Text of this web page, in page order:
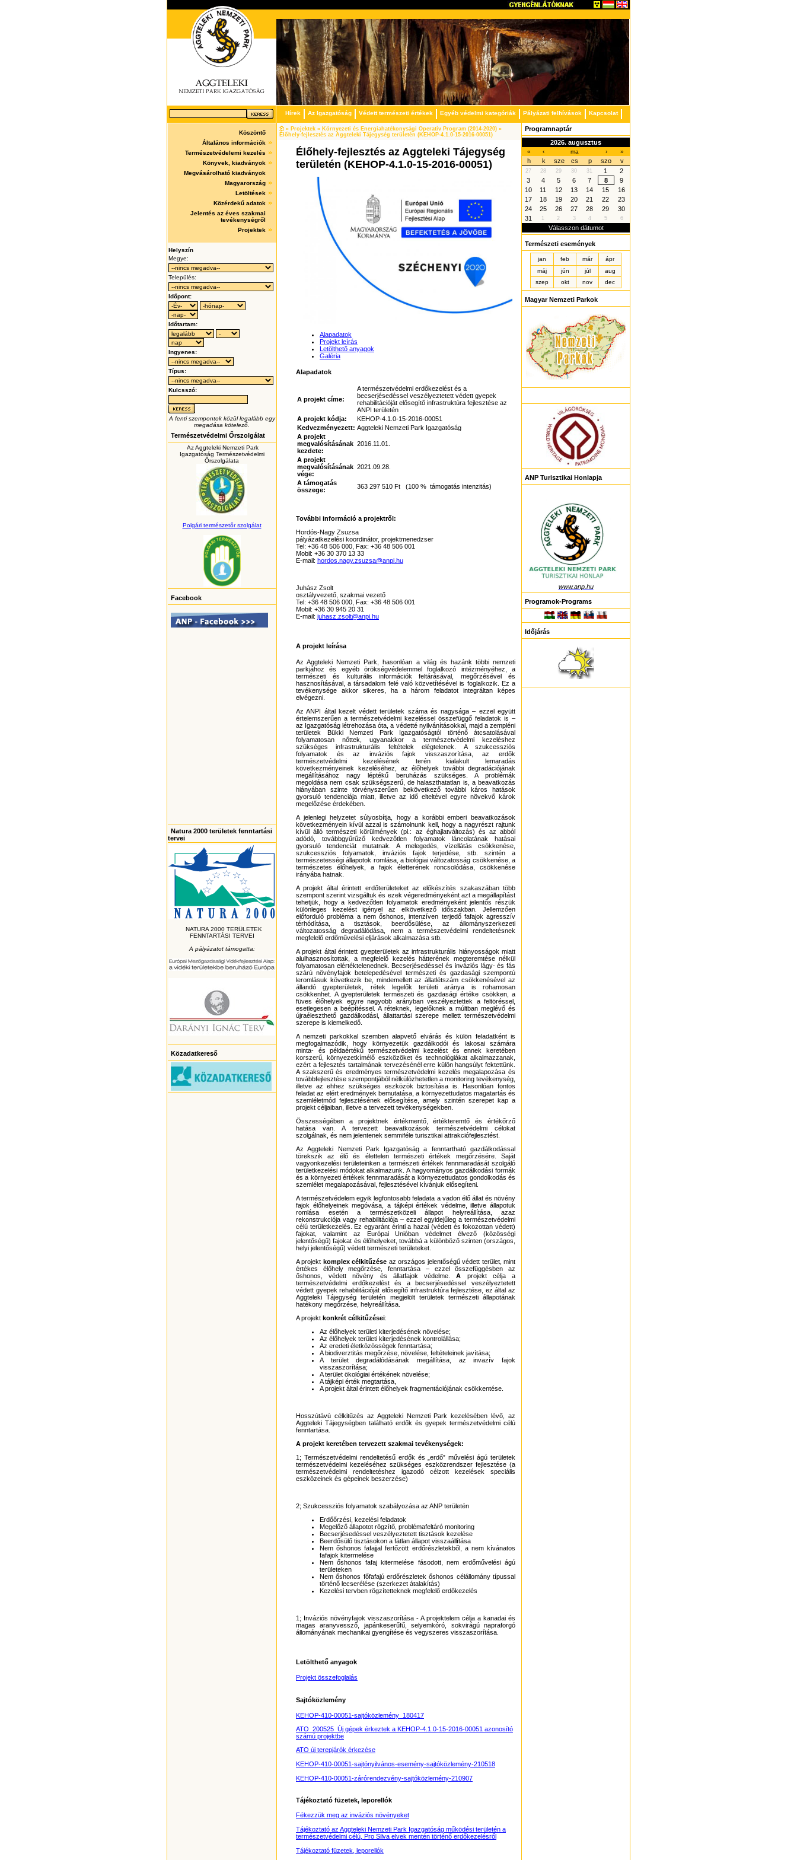
Hírek Az Igazgatóság Védett természeti értékek Egyéb védelmi kategóriák Pályázati felhívások Kapcsolat
Köszöntő
Általános információk
Természetvédelemi kezelés
Könyvek, kiadványok
Megvásárolható kiadványok
Magyarország
Letöltések
Közérdekű adatok
Jelentés az éves szakmai
tevékenységről
Projektek
Helyszín
Megye:
Település:
Időpont:
Időtartam:
Ingyenes:
Típus:
Kulcsszó:
A fenti szempontok közül legalább egy
megadása kötelező.
Természetvédelmi Őrszolgálat
Az Aggteleki Nemzeti Park
Igazgatóság Természetvédelmi
Őrszolgálata
Polgári természetőr szolgálat
Facebook
Natura 2000 területek fenntartási
tervei
NATURA 2000 TERÜLETEK
FENNTARTÁSI TERVEI
A pályázatot támogatta:
Közadatkereső
» Projektek » Környezeti és Energiahatékonysági Operatív Program (2014-2020) »
Élőhely-fejlesztés az Aggteleki Tájegység területén (KEHOP-4.1.0-15-2016-00051)
Élőhely-fejlesztés az Aggteleki Tájegység
területén (KEHOP-4.1.0-15-2016-00051)
Alapadatok
Projekt leírás
Letölthető anyagok
Galéria
Alapadatok
A projekt címe:
A természetvédelmi erdőkezelést és a
becserjésedéssel veszélyeztetett védett gyepek
rehabilitációját elősegítő infrastruktúra fejlesztése az
ANPI területén
A projekt kódja:
KEHOP-4.1.0-15-2016-00051
Kedvezményezett: Aggteleki Nemzeti Park Igazgatóság
A projekt
megvalósításának
kezdete:
2016.11.01.
A projekt
megvalósításának
vége:
2021.09.28.
A támogatás
összege:
363 297 510 Ft (100 % támogatás intenzitás)
További információ a projektről:
Hordós-Nagy Zsuzsa
pályázatkezelési koordinátor, projektmenedzser
Tel: +36 48 506 000, Fax: +36 48 506 001
Mobil: +36 30 370 13 33
E-mail: hordos.nagy.zsuzsa@anpi.hu
Juhász Zsolt
osztályvezető, szakmai vezető
Tel: +36 48 506 000, Fax: +36 48 506 001
Mobil: +36 30 945 20 31
E-mail: juhasz.zsolt@anpi.hu
A projekt leírása
Az Aggteleki Nemzeti Park, hasonlóan a világ és hazánk többi nemzeti
parkjához és egyéb örökségvédelemmel foglalkozó intézményéhez, a
természeti és kulturális információk feltárásával, megőrzésével és
hasznosításával, a társadalom felé való közvetítésével is foglalkozik. Ez a
tevékenysége akkor sikeres, ha a három feladatot integráltan képes
elvégezni.
Az ANPI által kezelt védett területek száma és nagysága – ezzel együtt
értelemszerűen a természetvédelmi kezeléssel összefüggő feladatok is –
az Igazgatóság létrehozása óta, a védetté nyilvánításokkal, majd a zempléni
területek Bükki Nemzeti Park Igazgatóságtól történő átcsatolásával
folyamatosan nőttek, ugyanakkor a természetvédelmi kezeléshez
szükséges infrastrukturális feltételek elégtelenek. A szukcessziós
folyamatok és az inváziós fajok visszaszorítása, az erdők
természetvédelmi kezelésének terén kialakult lemaradás
következményeinek kezeléséhez, az élőhelyek további degradációjának
megállításához nagy léptékű beruházás szükséges. A problémák
megoldása nem csak szükségszerű, de halaszthatatlan is, a beavatkozás
hiányában szinte törvényszerűen bekövetkező további káros hatások
gyorsuló tendenciája miatt, illetve az idő elteltével egyre növekvő károk
megelőzése érdekében.
A jelenlegi helyzetet súlyosbítja, hogy a korábbi emberi beavatkozások
következményein kívül azzal is számolnunk kell, hogy a nagyrészt rajtunk
kívül álló természeti körülmények (pl.: az éghajlatváltozás) és az abból
adódó, továbbgyűrűző kedvezőtlen folyamatok láncolatának hatásai
gyorsuló tendenciát mutatnak. A melegedés, vízellátás csökkenése,
szukcessziós folyamatok, inváziós fajok terjedése, stb. szintén a
természetességi állapotok romlása, a biológiai változatosság csökkenése, a
természetes élőhelyek, a fajok életterének roncsolódása, csökkenése
irányába hatnak.
A projekt által érintett erdőterületeket az előkészítés szakaszában több
szempont szerint vizsgáltuk és ezek végeredményeként azt a megállapítást
tehetjük, hogy a kedvezőtlen folyamatok eredményeként jelentős részük
különleges kezelést igényel az elkövetkező időszakban. Jellemzően
előforduló probléma a nem őshonos, intenzíven terjedő fafajok agresszív
térhódítása, a tisztások, beerdősülése, az állományszerkezeti
változatosság degradálódása, nem a természetvédelmi rendeltetésnek
megfelelő erdőművelési eljárások alkalmazása stb.
A projekt által érintett gyepterületek az infrastrukturális hiányosságok miatt
alulhasznosítottak, a megfelelő kezelés hátterének megteremtése nélkül
folyamatosan elértéktelenednek. Becserjésedéssel és inváziós lágy- és fás
szárú növényfajok betelepedésével természeti és gazdasági szempontú
leromlásuk következik be, mindemellett az állatlétszám csökkenésével az
állandó gyepterületek, rétek legelők területi aránya is rohamosan
csökkenhet. A gyepterületek természeti és gazdasági értéke csökken, a
füves élőhelyek egyre nagyobb arányban veszélyeztettek a feltöréssel,
esetlegesen a beépítéssel. A réteknek, legelőknek a múltban meglévő és
újraéleszthető gazdálkodási, állattartási szerepe mellett természetvédelmi
szerepe is kiemelkedő.
A nemzeti parkokkal szemben alapvető elvárás és külön feladatként is
megfogalmazódik, hogy környezetük gazdálkodói és lakosai számára
minta- és példaértékű természetvédelmi kezelést és ennek keretében
korszerű, környezetkímélő eszközöket és technológiákat alkalmazzanak,
ezért a fejlesztés tartalmának tervezésénél erre külön hangsúlyt fektettünk.
A szakszerű és eredményes természetvédelmi kezelés megalapozása és
továbbfejlesztése szempontjából nélkülözhetetlen a monitoring tevékenység,
illetve az ehhez szükséges eszközök biztosítása is. Hasonlóan fontos
feladat az elért eredmények bemutatása, a környezettudatos magatartás és
szemléletmód fejlesztésének elősegítése, amely szintén szerepet kap a
projekt céljaiban, illetve a tervezett tevékenységekben.
Összességében a projektnek értékmentő, értékteremtő és értékőrző
hatása van. A tervezett beavatkozások természetvédelmi célokat
szolgálnak, és nem jelentenek semmiféle turisztikai attrakciófejlesztést.
Az Aggteleki Nemzeti Park Igazgatóság a fenntartható gazdálkodással
törekszik az élő és élettelen természeti értékek megőrzésére. Saját
vagyonkezelési területeinken a természeti értékek fennmaradását szolgáló
területkezelési módokat alkalmazunk. A hagyományos gazdálkodási formák
és a környezeti értékek fennmaradását a környezettudatos gondolkodás és
szemlélet megalapozásával, fejlesztésével kívánjuk elősegíteni.
A természetvédelem egyik legfontosabb feladata a vadon élő állat és növény
fajok élőhelyeinek megóvása, a tájképi értékek védelme, illetve állapotuk
romlása esetén a természetközeli állapot helyreállítása, azaz
rekonstrukciója vagy rehabilitációja – ezzel egyidejűleg a természetvédelmi
célú területkezelés. Ez egyaránt érinti a hazai (védett és fokozottan védett)
fajokat, valamint az Európai Unióban védelmet élvező (közösségi
jelentőségű) fajokat és élőhelyeket, továbbá a különböző szinten (országos,
helyi jelentőségű) védett természeti területeket.
A projekt komplex célkitűzése az országos jelentőségű védett terület, mint
értékes élőhely megőrzése, fenntartása – ezzel összefüggésben az
őshonos, védett növény és állatfajok védelme.A projekt célja a
természetvédelmi erdőkezelést és a becserjésedéssel veszélyeztetett
védett gyepek rehabilitációját elősegítő infrastruktúra fejlesztése, ez által az
Aggteleki Tájegység területén megjelölt területek természeti állapotának
hatékony megőrzése, helyreállítása.
A projekt konkrét célkitűzései:
Az élőhelyek területi kiterjedésének növelése;
Az élőhelyek területi kiterjedésének kontrolállása;
Az eredeti életközösségek fenntartása;
A biodiverztitás megőrzése, növelése, feltételeinek javítása;
A terület degradálódásának megállítása, az invazív fajok
visszaszorítása;
A terület ökológiai értékének növelése;
A tájképi érték megtartása,
A projekt által érintett élőhelyek fragmentációjának csökkentése.
Hosszútávú célkitűzés az Aggteleki Nemzeti Park kezelésében lévő, az
Aggteleki Tájegységben található erdők és gyepek természetvédelmi célú
fenntartása.
A projekt keretében tervezett szakmai tevékenységek:
1; Természetvédelmi rendeltetésű erdők és „erdő” művelési ágú területek
természetvédelmi kezeléséhez szükséges eszközrendszer fejlesztése (a
természetvédelmi rendeltetéshez igazodó célzott kezelések speciális
eszközeinek és gépeinek beszerzése)
2; Szukcessziós folyamatok szabályozása az ANP területén
Erdőőrzési, kezelési feladatok
Megelőző állapotot rögzítő, problémafeltáró monitoring
Becserjésedéssel veszélyeztetett tisztások kezelése
Beerdősülő tisztásokon a fátlan állapot visszaállítása
Nem őshonos fafajjal fertőzött erdőrészletekből, a nem kívánatos
fafajok kitermelése
Nem őshonos fafaj kitermelése fásodott, nem erdőművelési ágú
területeken
Nem őshonos főfafajú erdőrészletek őshonos célállomány típussal
történő lecserélése (szerkezet átalakítás)
Kezelési tervben rögzítetteknek megfelelő erdőkezelés
1; Inváziós növényfajok visszaszorítása - A projektelem célja a kanadai és
magas aranyvessző, japánkeserűfű, selyemkóró, sokvirágú napraforgó
állományának mechanikai gyengítése és vegyszeres visszaszorítása.
Letölthető anyagok
Projekt összefoglalás
Sajtóközlemény
KEHOP-410-00051-sajtóközlemény_180417
ATO_200525_Új gépek érkeztek a KEHOP-4.1.0-15-2016-00051 azonosító
számú projektbe
ATO új terepjárók érkezése
KEHOP-410-00051-sajtónyilvános-esemény-sajtóközlemény-210518
KEHOP-410-00051-zárórendezvény-sajtóközlemény-210907
Tájékoztató füzetek, leporellók
Fékezzük meg az inváziós növényeket
Tájékoztató az Aggteleki Nemzeti Park Igazgatóság működési területén a
természetvédelmi célú, Pro Silva elvek mentén történő erdőkezelésről
Tájékoztató füzetek, leporellók
Programnaptár
2026. augusztus
« ‹ ma › »
h k sze cs p szo v
27 28 29 30 31 1
2
3
4 5 6 7 8
9
10
11 12 13 14 15
16
17
18 19 20 21 22
23
24
25 26 27 28 29
30
31
1 2 3 4 5 6
Válasszon dátumot
Természeti események
jan feb már
ápr
máj
jún júl
aug
szep
okt nov dec
Magyar Nemzeti Parkok
ANP Turisztikai Honlapja
www.anp.hu
Programok-Programs
Időjárás